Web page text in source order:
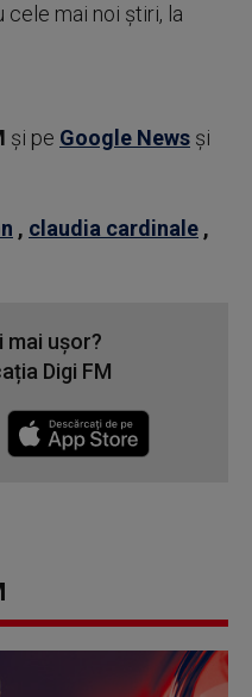
cele mai noi știri, la
şi pe Google News şi
, claudia cardinale ,
mai ușor?
Digi FM